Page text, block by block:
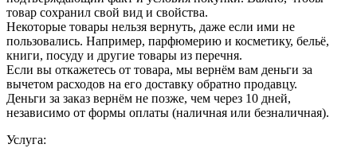
товар сохранил свой вид и свойства.
Некоторые товары нельзя вернуть, даже если ими не
пользовались. Например, парфюмерию и косметику, бельё,
книги, посуду и другие товары из перечня.
Если вы откажетесь от товара, мы вернём вам деньги за
вычетом расходов на его доставку обратно продавцу.
Деньги за заказ вернём не позже, чем через 10 дней,
независимо от формы оплаты (наличная или безналичная).
Услуга: